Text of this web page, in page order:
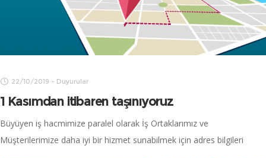
22/10/2019 - Duyurular
1 Kasımdan itibaren taşınıyoruz
Büyüyen iş hacmimize paralel olarak İş Ortaklarımız ve
Müşterilerimize daha iyi bir hizmet sunabilmek için adres bilgileri